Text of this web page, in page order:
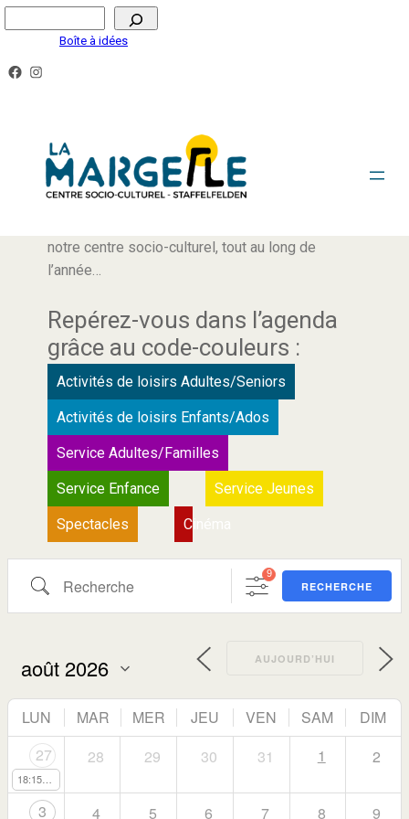
Boîte à idées
AGENDA
notre centre socio-culturel, tout au long de
l’année…
Repérez-vous dans l’agenda
grâce au code-couleurs :
Activités de loisirs Adultes/Seniors
Activités de loisirs Enfants/Ados
Service Adultes/Familles
Service Enfance Service Jeunes
Spectacles Cinéma
9
RECHERCHE
AUJOURD’HUI
LUN MAR MER JEU VEN SAM
DIM
27
18:15Stage d'été de danse classique
28 29 30 31 1 2
3 4 5 6 7 8 9